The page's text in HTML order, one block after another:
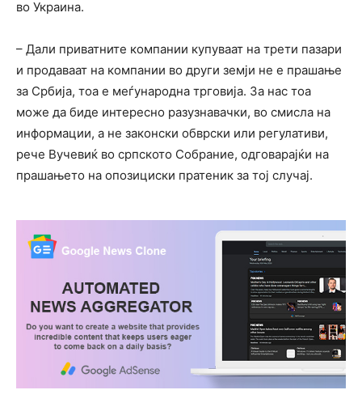
во Украина.
– Дали приватните компании купуваат на трети пазари
и продаваат на компании во други земји не е прашање
за Србија, тоа е меѓународна трговија. За нас тоа
може да биде интересно разузнавачки, во смисла на
информации, а не законски обврски или регулативи,
рече Вучевиќ во српското Собрание, одговарајќи на
прашањето на опозициски пратеник за тој случај.